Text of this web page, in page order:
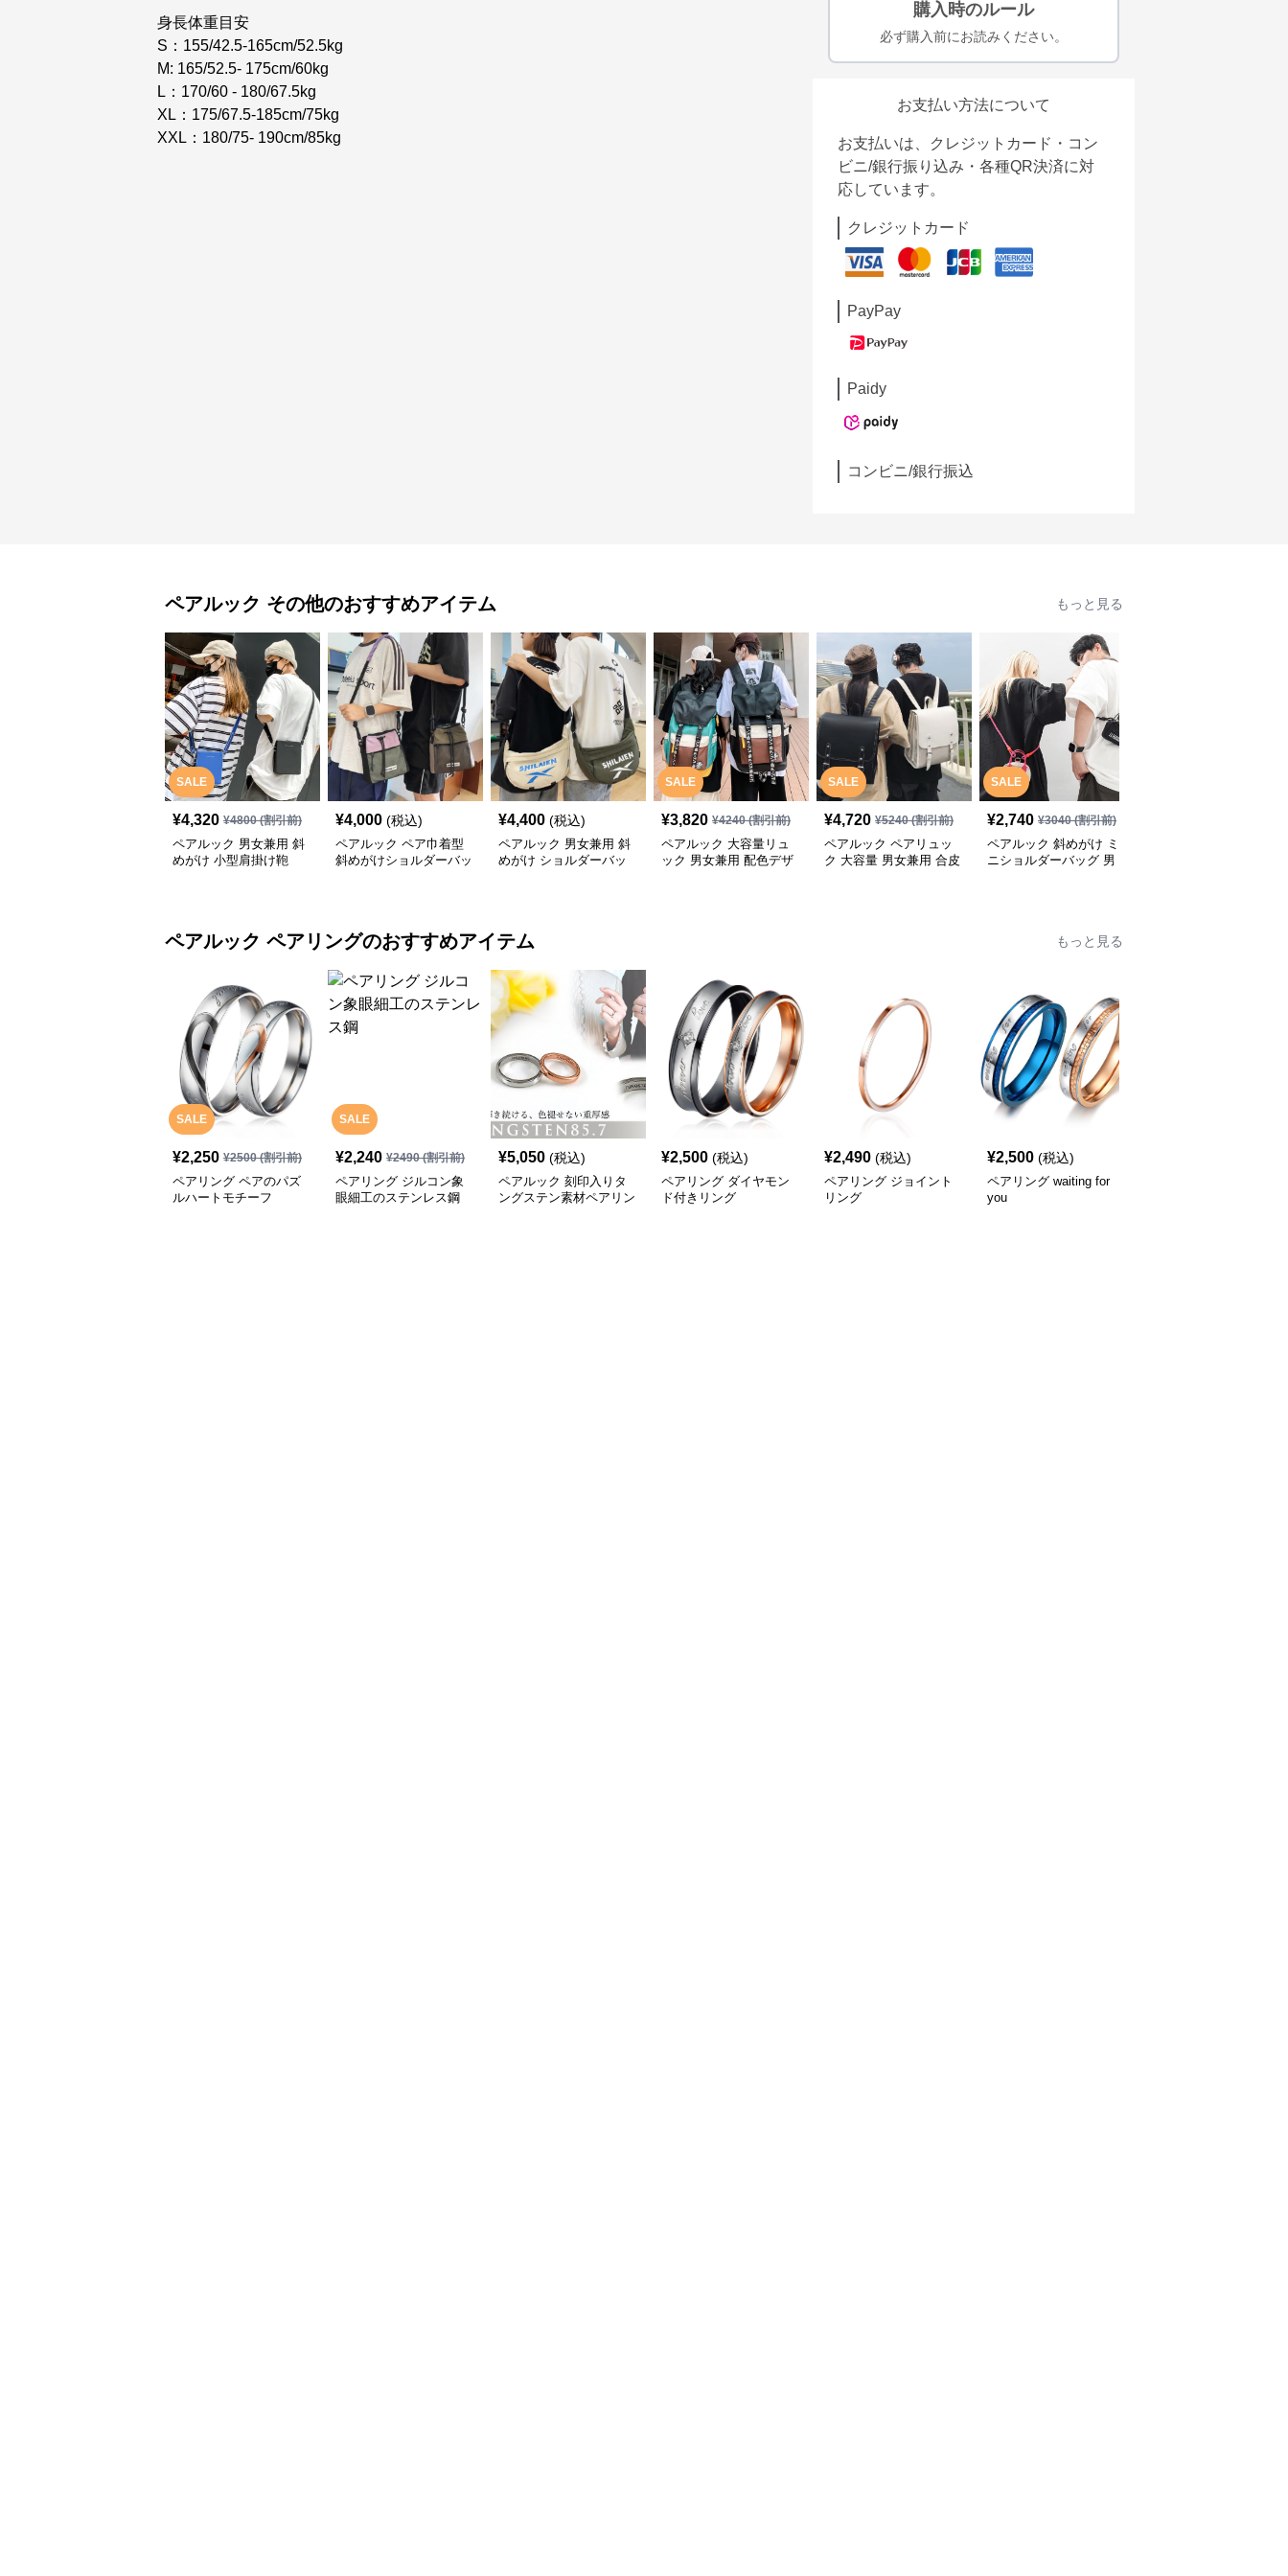
身長体重目安
S：155/42.5-165cm/52.5kg
M: 165/52.5- 175cm/60kg
L：170/60 - 180/67.5kg
XL：175/67.5-185cm/75kg
XXL：180/75- 190cm/85kg
購入時のルール
必ず購入前にお読みください。
お支払い方法について
お支払いは、クレジットカード・コン
ビニ/銀行振り込み・各種QR決済に対
応しています。
クレジットカード
PayPay
Paidy
コンビニ/銀行振込
ペアルック その他のおすすめアイテム もっと見る
SALE
¥4,320 ¥4800(割引前)
ペアルック 男女兼用 斜
めがけ 小型肩掛け鞄
¥4,000 (税込)
ペアルック ペア巾着型
斜めがけショルダーバッ
¥4,400 (税込)
ペアルック 男女兼用 斜
めがけ ショルダーバッ
SALE
¥3,820 ¥4240(割引前)
ペアルック 大容量リュ
ック 男女兼用 配色デザ
SALE
¥4,720 ¥5240(割引前)
ペアルック ペアリュッ
ク 大容量 男女兼用 合皮
SALE
¥2,740 ¥3040(割引前)
ペアルック 斜めがけ ミ
ニショルダーバッグ 男
ペアルック ペアリングのおすすめアイテム もっと見る
SALE
¥2,250 ¥2500(割引前)
ペアリング ペアのパズ
ルハートモチーフ
SALE
¥2,240 ¥2490(割引前)
ペアリング ジルコン象
眼細工のステンレス鋼
¥5,050 (税込)
ペアルック 刻印入りタ
ングステン素材ペアリン
¥2,500 (税込)
ペアリング ダイヤモン
ド付きリング
¥2,490 (税込)
ペアリング ジョイント
リング
¥2,500 (税込)
ペアリング waiting for
you